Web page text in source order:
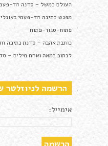
העולם כמשל – סדנה חד-
מפגש כתיבה חד-פעמי
פתוח-סגור-פתוח
כותבת אהבה – סדנת כתיבה
לכתוב במאה ואחת מילים –
הרשמה לניוזלטר
אימייל: